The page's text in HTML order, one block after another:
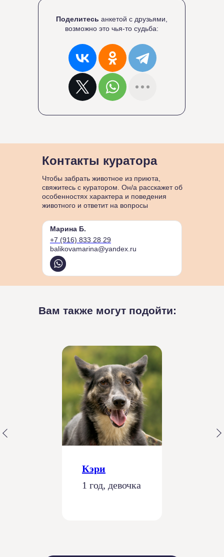
Поделитесь анкетой с друзьями,
возможно это чья-то судьба:
Контакты куратора
Чтобы забрать животное из приюта,
свяжитесь с куратором. Он/а расскажет об
особенностях характера и поведения
животного и ответит на вопросы
Марина Б.
+7 (916) 833 28 29
balikovamarina@yandex.ru
Вам также могут подойти:
Кэри
1 год, девочка